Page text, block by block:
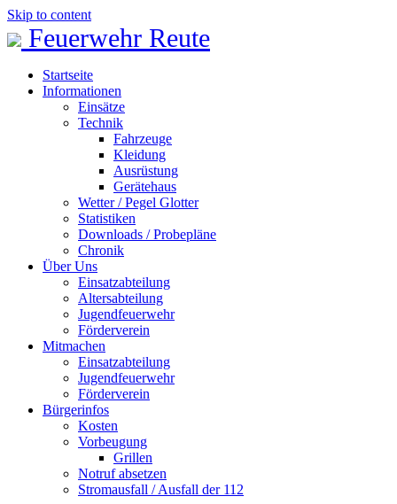
Skip to content
Feuerwehr Reute
Startseite
Informationen
Einsätze
Technik
Fahrzeuge
Kleidung
Ausrüstung
Gerätehaus
Wetter / Pegel Glotter
Statistiken
Downloads / Probepläne
Chronik
Über Uns
Einsatzabteilung
Altersabteilung
Jugendfeuerwehr
Förderverein
Mitmachen
Einsatzabteilung
Jugendfeuerwehr
Förderverein
Bürgerinfos
Kosten
Vorbeugung
Grillen
Notruf absetzen
Stromausfall / Ausfall der 112